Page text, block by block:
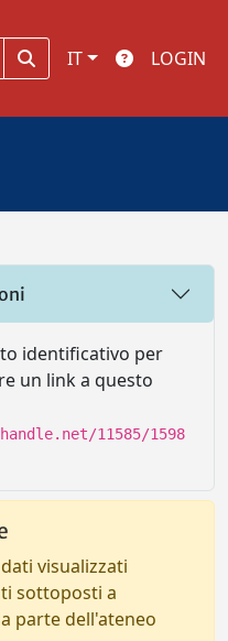
IT LOGIN
identificativo per
un link a questo
11585/1598
visualizzati
sottoposti a
parte dell'ateneo